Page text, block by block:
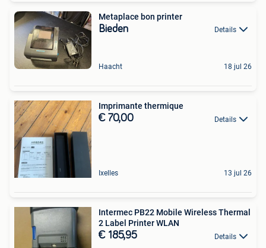
Metaplace bon printer
Bieden Details
Haacht 18 jul 26
Imprimante thermique
€ 70,00 Details
Ixelles 13 jul 26
Intermec PB22 Mobile Wireless Thermal
2 Label Printer WLAN
€ 185,95 Details